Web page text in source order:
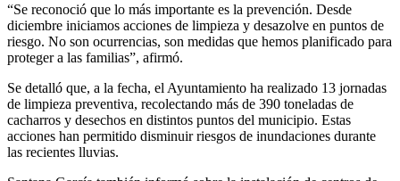
“Se reconoció que lo más importante es la prevención. Desde
diciembre iniciamos acciones de limpieza y desazolve en puntos de
riesgo. No son ocurrencias, son medidas que hemos planificado para
proteger a las familias”, afirmó.
Se detalló que, a la fecha, el Ayuntamiento ha realizado 13 jornadas
de limpieza preventiva, recolectando más de 390 toneladas de
cacharros y desechos en distintos puntos del municipio. Estas
acciones han permitido disminuir riesgos de inundaciones durante
las recientes lluvias.